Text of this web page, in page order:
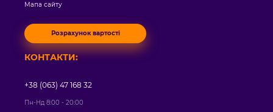
Мапа сайту
Розрахунок вартості
КОНТАКТИ:
+38 (063) 47 168 32
Пн-Нд 8:00 - 20:00